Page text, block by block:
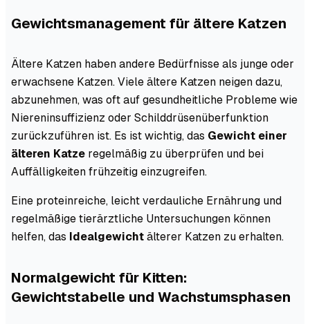
Gewichtsmanagement für ältere Katzen
Ältere Katzen haben andere Bedürfnisse als junge oder
erwachsene Katzen. Viele ältere Katzen neigen dazu,
abzunehmen, was oft auf gesundheitliche Probleme wie
Niereninsuffizienz oder Schilddrüsenüberfunktion
zurückzuführen ist. Es ist wichtig, das Gewicht einer
älteren Katze regelmäßig zu überprüfen und bei
Auffälligkeiten frühzeitig einzugreifen.
Eine proteinreiche, leicht verdauliche Ernährung und
regelmäßige tierärztliche Untersuchungen können
helfen, das Idealgewicht älterer Katzen zu erhalten.
Normalgewicht für Kitten:
Gewichtstabelle und Wachstumsphasen